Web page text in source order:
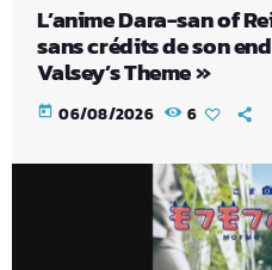
L’anime Dara-san of
sans crédits de son
Valsey’s Theme »
today 06/08/2026 6